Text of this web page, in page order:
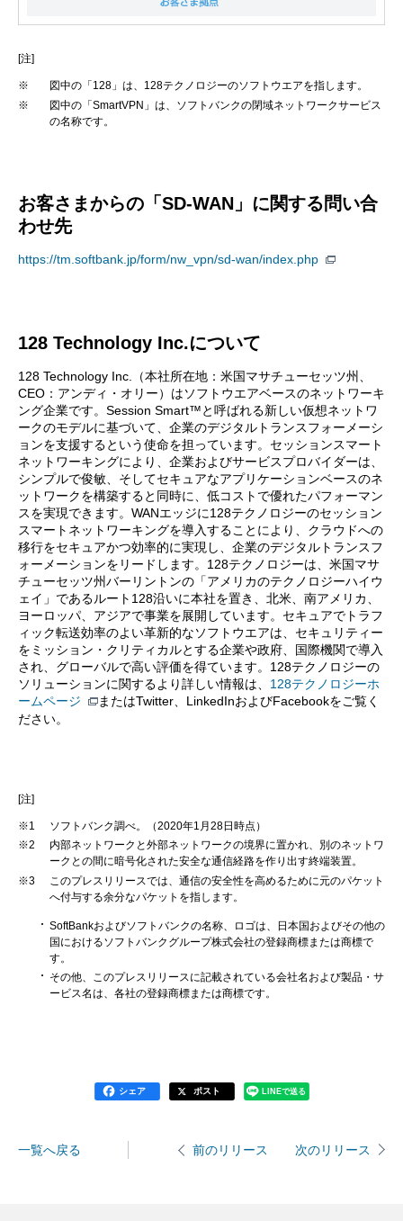
[注]
※
図中の「128」は、128テクノロジーのソフトウエアを指します。
※
図中の「SmartVPN」は、ソフトバンクの閉域ネットワークサービス
の名称です。
お客さまからの「SD-WAN」に関する問い合
わせ先
https://tm.softbank.jp/form/nw_vpn/sd-wan/index.php
128 Technology Inc.について
128 Technology Inc.（本社所在地：米国マサチューセッツ州、
CEO：アンディ・オリー）はソフトウエアベースのネットワーキ
ング企業です。Session Smart™と呼ばれる新しい仮想ネットワ
ークのモデルに基づいて、企業のデジタルトランスフォーメーシ
ョンを支援するという使命を担っています。セッションスマート
ネットワーキングにより、企業およびサービスプロバイダーは、
シンプルで俊敏、そしてセキュアなアプリケーションベースのネ
ットワークを構築すると同時に、低コストで優れたパフォーマン
スを実現できます。WANエッジに128テクノロジーのセッション
スマートネットワーキングを導入することにより、クラウドへの
移行をセキュアかつ効率的に実現し、企業のデジタルトランスフ
ォーメーションをリードします。128テクノロジーは、米国マサ
チューセッツ州バーリントンの「アメリカのテクノロジーハイウ
ェイ」であるルート128沿いに本社を置き、北米、南アメリカ、
ヨーロッパ、アジアで事業を展開しています。セキュアでトラフ
ィック転送効率のよい革新的なソフトウエアは、セキュリティー
をミッション・クリティカルとする企業や政府、国際機関で導入
され、グローバルで高い評価を得ています。128テクノロジーの
ソリューションに関するより詳しい情報は、 128テクノロジーホ
ームページ
またはTwitter、LinkedInおよびFacebookをご覧く
ださい。
[注]
※1
ソフトバンク調べ。（2020年1月28日時点）
※2
内部ネットワークと外部ネットワークの境界に置かれ、別のネットワ
ークとの間に暗号化された安全な通信経路を作り出す終端装置。
※3
このプレスリリースでは、通信の安全性を高めるために元のパケット
へ付与する余分なパケットを指します。
SoftBankおよびソフトバンクの名称、ロゴは、日本国およびその他の
国におけるソフトバンクグループ株式会社の登録商標または商標で
す。
その他、このプレスリリースに記載されている会社名および製品・サ
ービス名は、各社の登録商標または商標です。
シェア ポスト LINEで送る
一覧へ戻る 前のリリース 次のリリース